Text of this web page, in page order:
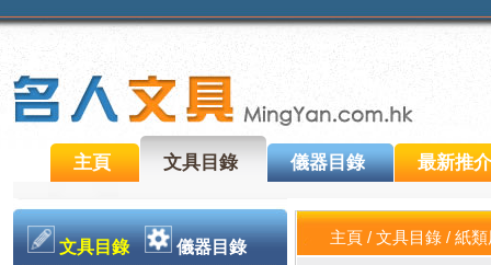
主頁 文具目錄 儀器目錄 最新推介
文具目錄 儀器目錄
主頁/ 文具目錄/ 紙類